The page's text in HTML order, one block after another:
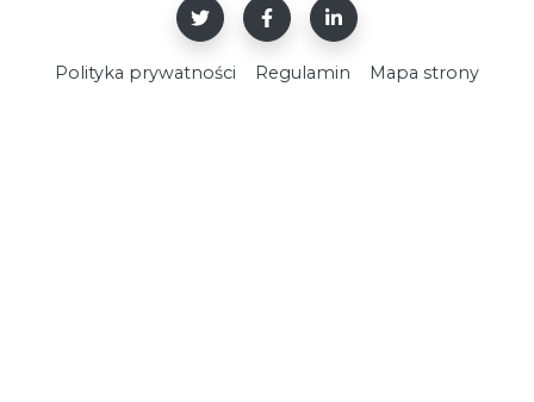
Polityka prywatności Regulamin Mapa strony